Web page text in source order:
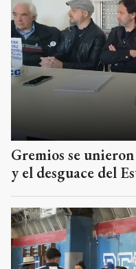
Gremios se
y el desguace del